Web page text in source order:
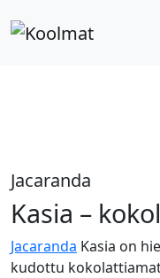
Etusivu›Kauppa
Jacaranda
Kasia –
Jacaranda Kasia on
kudottu